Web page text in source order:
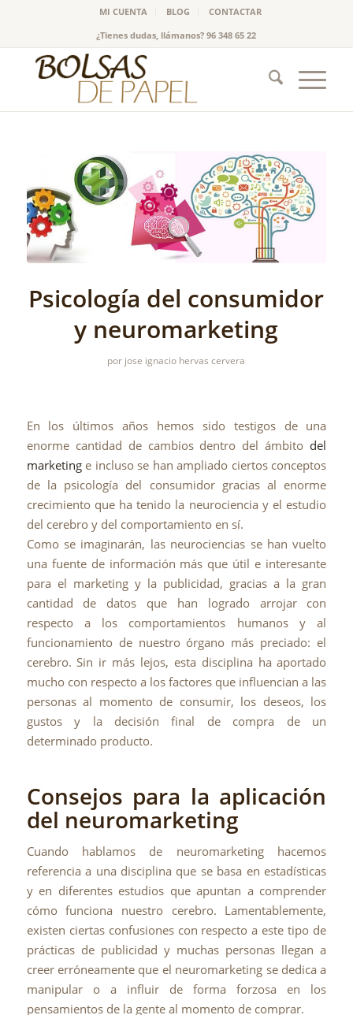
MI CUENTA BLOG
CONTACTAR
¿Tienes dudas, llámanos? 96 348 65 22
Psicología del consumidor
y neuromarketing
por jose ignacio hervas cervera
En los últimos años hemos sido testigos de una
enorme cantidad de cambios dentro del ámbito del
marketinge incluso se han ampliado ciertos conceptos
de la psicología del consumidor gracias al enorme
crecimiento que ha tenido la neurociencia y el estudio
del cerebro y del comportamiento en sí.
Como se imaginarán, las neurociencias se han vuelto
una fuente de información más que útil e interesante
para el marketing y la publicidad, gracias a la gran
cantidad de datos que han logrado arrojar con
respecto a los comportamientos humanos y al
funcionamiento de nuestro órgano más preciado: el
cerebro. Sin ir más lejos, esta disciplina ha aportado
mucho con respecto a los factores que influencian a las
personas al momento de consumir, los deseos, los
gustos y la decisión final de compra de un
determinado producto.
Consejos para la aplicación
del neuromarketing
Cuando hablamos de neuromarketing hacemos
referencia a una disciplina que se basa en estadísticas
y en diferentes estudios que apuntan a comprender
cómo funciona nuestro cerebro. Lamentablemente,
existen ciertas confusiones con respecto a este tipo de
prácticas de publicidad y muchas personas llegan a
creer erróneamente que el neuromarketing se dedica a
manipular o a influir de forma forzosa en los
pensamientos de la gente al momento de comprar.